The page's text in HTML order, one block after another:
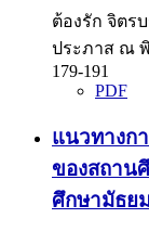
ต้องรัก จิตร
ประภาส ณ
179-191
PDF
แนวทางก
ของสถาน
ศึกษามัธย